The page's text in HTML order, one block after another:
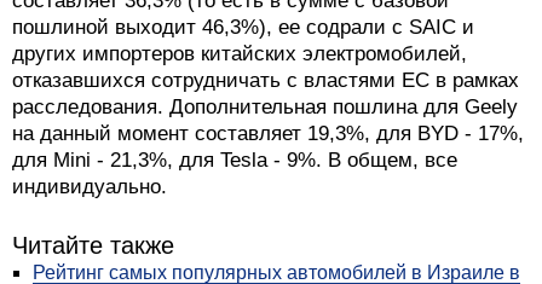
пошлиной выходит 46,3%), ее содрали с SAIC и
других импортеров китайских электромобилей,
отказавшихся сотрудничать с властями ЕС в рамках
расследования. Дополнительная пошлина для Geely
на данный момент составляет 19,3%, для BYD - 17%,
для Mini - 21,3%, для Tesla - 9%. В общем, все
индивидуально.
Читайте также
Рейтинг самых популярных автомобилей в Израиле в